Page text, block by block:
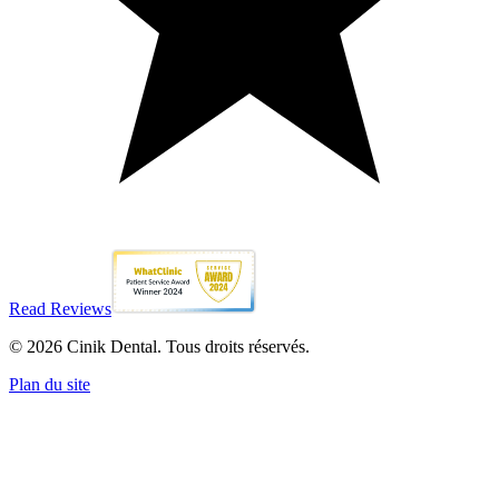
Read Reviews
© 2026 Cinik Dental. Tous droits réservés.
Plan du site